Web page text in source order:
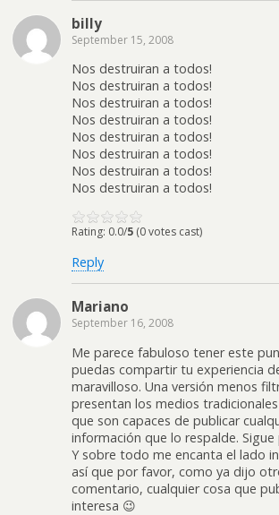
billy
September 15, 2008
Nos destruiran a todos!
Nos destruiran a todos!
Nos destruiran a todos!
Nos destruiran a todos!
Nos destruiran a todos!
Nos destruiran a todos!
Nos destruiran a todos!
Nos destruiran a todos!
Rating: 0.0/5 (0 votes cast)
Reply
Mariano
September 16, 2008
Me parece fabuloso tener este
puedas compartir tu experiencia
maravilloso. Una versión menos
presentan los medios
que son capaces de publicar
información que lo respalde.
Y sobre todo me encanta el lado
así que por favor, como ya dijo
comentario, cualquier cosa que
interesa 😉